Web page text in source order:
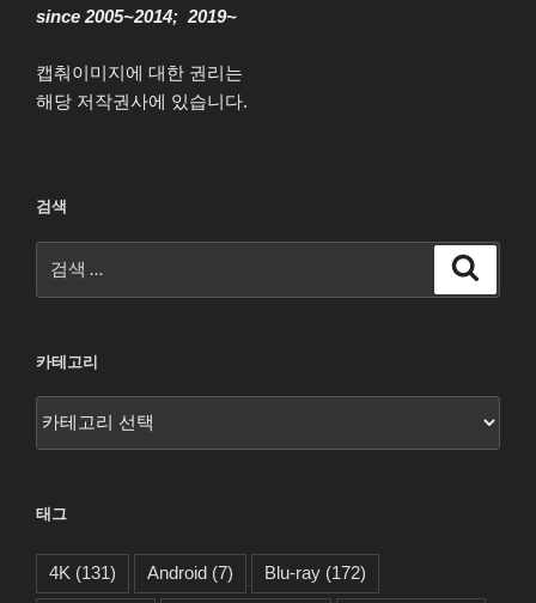
since 2005~2014; 2019~
캡춰이미지에 대한 권리는
해당 저작권사에 있습니다.
검색
색:
카테고리
태그
4K (131) Android (7) Blu-ray (172)